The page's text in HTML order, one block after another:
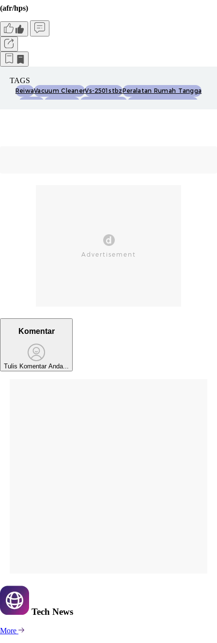
(afr/hps)
TAGS
ReiwaVacuum CleanerVs-2501stbzPeralatan Rumah Tangga
Nirkabel Maxsuction Uv Bed Cleaner Teknologi Edgemaster
Komentar
Tulis Komentar Anda...
Tech News
More